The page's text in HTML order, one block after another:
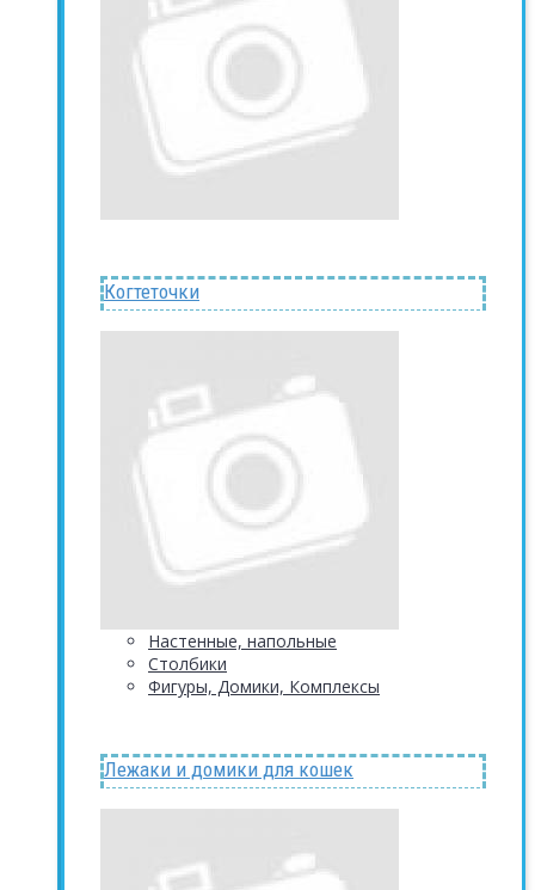
Когтеточки
Настенные, напольные
Столбики
Фигуры, Домики, Комплексы
Лежаки и домики для кошек